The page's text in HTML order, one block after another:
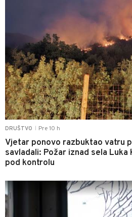
DRUŠTVO Pre 10 h
Vjetar ponovo razbuktao vatru
savladali: Požar iznad sela
pod kontrolu